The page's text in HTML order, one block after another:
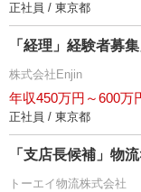
正社員 / 東京都
「経理」経験者募
株式会社Enjin
年収450万円～600万
正社員 / 東京都
「支店長候補」物
トーエイ物流株式会社